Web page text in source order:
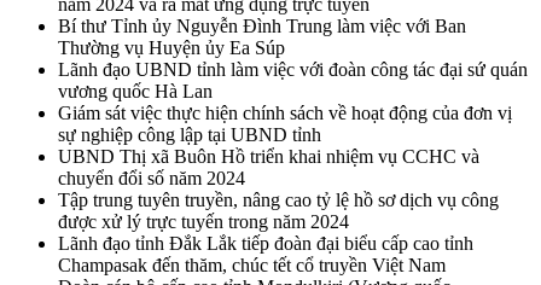
năm 2024 và ra mắt ứng dụng trực tuyến
Bí thư Tỉnh ủy Nguyễn Đình Trung làm việc với Ban
Thường vụ Huyện ủy Ea Súp
Lãnh đạo UBND tỉnh làm việc với đoàn công tác đại sứ quán
vương quốc Hà Lan
Giám sát việc thực hiện chính sách về hoạt động của đơn vị
sự nghiệp công lập tại UBND tỉnh
UBND Thị xã Buôn Hồ triển khai nhiệm vụ CCHC và
chuyển đổi số năm 2024
Tập trung tuyên truyền, nâng cao tỷ lệ hồ sơ dịch vụ công
được xử lý trực tuyến trong năm 2024
Lãnh đạo tỉnh Đắk Lắk tiếp đoàn đại biểu cấp cao tỉnh
Champasak đến thăm, chúc tết cổ truyền Việt Nam